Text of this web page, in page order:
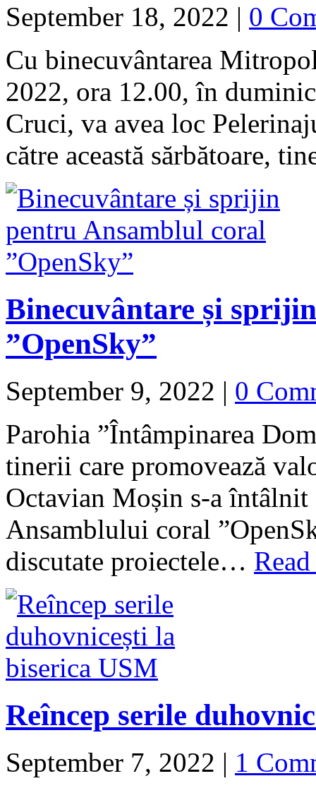
September 18, 2022 | 0
Cu binecuvântarea
2022, ora 12.00, în
Cruci, va avea loc
către această sărbătoare,
Binecuvântare și
”OpenSky”
September 9, 2022 | 0
Parohia ”Întâmpinarea
tinerii care promovează
Octavian Moșin s-a
Ansamblului coral
discutate proiectele…
Reîncep serile
September 7, 2022 | 1